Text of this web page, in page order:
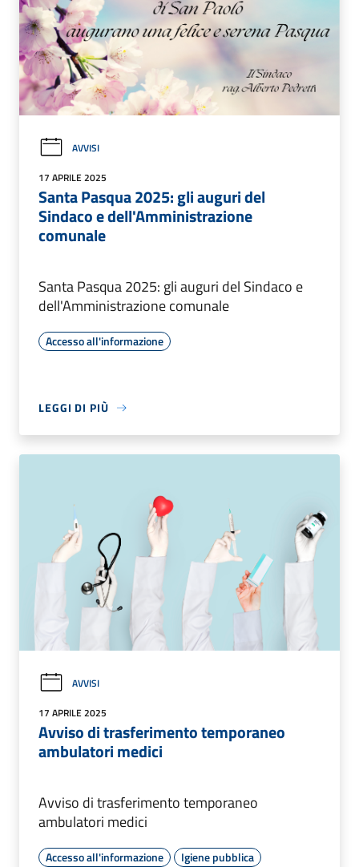
AVVISI
17 APRILE 2025
Santa Pasqua 2025: gli auguri del
Sindaco e dell'Amministrazione
comunale
Santa Pasqua 2025: gli auguri del Sindaco e
dell'Amministrazione comunale
Accesso all'informazione
LEGGI DI PIÙ
AVVISI
17 APRILE 2025
Avviso di trasferimento temporaneo
ambulatori medici
Avviso di trasferimento temporaneo
ambulatori medici
Accesso all'informazione Igiene pubblica